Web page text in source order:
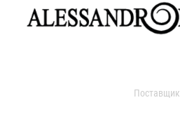
Поставщик